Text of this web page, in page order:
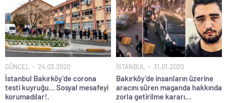
GÜNCEL 24.03.2020
İstanbul Bakırköy’de corona
testi kuyruğu… Sosyal mesafeyi
korumadılar!.
İSTANBUL 31.01.2020
Bakırköy’de insanların üzerine
aracını süren maganda hakkında
zorla getirilme kararı…